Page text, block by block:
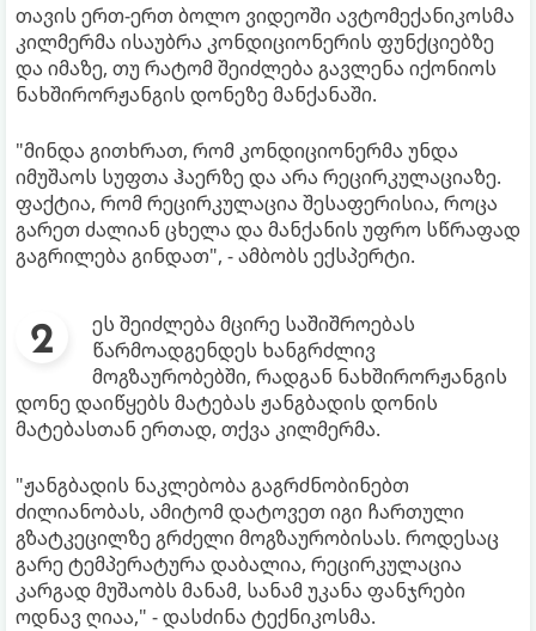
თავის ერთ-ერთ ბოლო ვიდეოში ავტომექანიკოსმა
კილმერმა ისაუბრა კონდიციონერის ფუნქციებზე
და იმაზე, თუ რატომ შეიძლება გავლენა იქონიოს
ნახშირორჟანგის დონეზე მანქანაში.
"მინდა გითხრათ, რომ კონდიციონერმა უნდა
იმუშაოს სუფთა ჰაერზე და არა რეცირკულაციაზე.
ფაქტია, რომ რეცირკულაცია შესაფერისია, როცა
გარეთ ძალიან ცხელა და მანქანის უფრო სწრაფად
გაგრილება გინდათ", - ამბობს ექსპერტი.
ეს შეიძლება მცირე საშიშროებას
წარმოადგენდეს ხანგრძლივ
მოგზაურობებში, რადგან ნახშირორჟანგის
დონე დაიწყებს მატებას ჟანგბადის დონის
მატებასთან ერთად, თქვა კილმერმა.
"ჟანგბადის ნაკლებობა გაგრძნობინებთ
ძილიანობას, ამიტომ დატოვეთ იგი ჩართული
გზატკეცილზე გრძელი მოგზაურობისას. როდესაც
გარე ტემპერატურა დაბალია, რეცირკულაცია
კარგად მუშაობს მანამ, სანამ უკანა ფანჯრები
ოდნავ ღიაა," - დასძინა ტექნიკოსმა.